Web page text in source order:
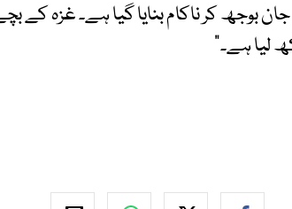
بوجھ کر ناکام بنایا گیا ہے۔ غزہ کے
لیا ہے۔"